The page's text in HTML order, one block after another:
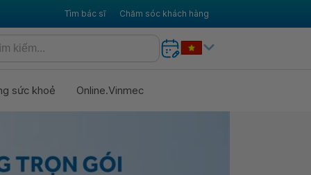
Tìm bác sĩ Chăm sóc khách hàng
sức khoẻ Online.Vinmec